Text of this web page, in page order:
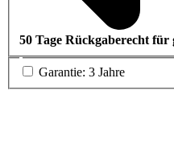
50 Tage Rückgaberecht für
Garantie: 3 Jahre